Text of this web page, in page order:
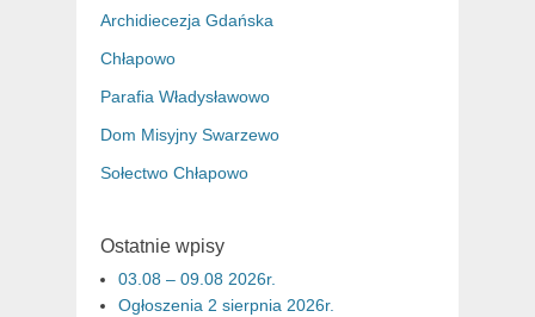
Archidiecezja Gdańska
Chłapowo
Parafia Władysławowo
Dom Misyjny Swarzewo
Sołectwo Chłapowo
Ostatnie wpisy
03.08 – 09.08 2026r.
Ogłoszenia 2 sierpnia 2026r.